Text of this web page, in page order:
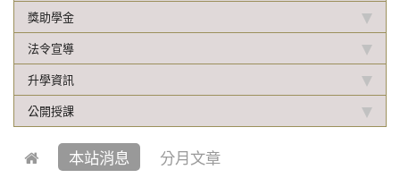
2019-10-21
本校學生參加2019年國慶華江盃羽
球錦標賽成績優異
2019-10-04 賀!
本校學生參加108年新北市城市夏
季盃全國羽球錦標賽成績優異
2019-10-04
本校學生參加中壢第六屆跆拳道錦
標賽成績優異
2021-01-13 賀!
恭喜六年四班宋芸姿、五年四班林
獎助學金
法令宣導
升學資訊
公開授課
本站消息 分月文章